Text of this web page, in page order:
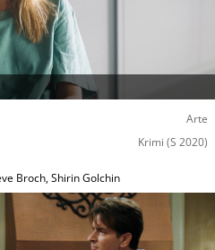
Arte
Krimi (S 2020)
Broch,Shirin Golchin